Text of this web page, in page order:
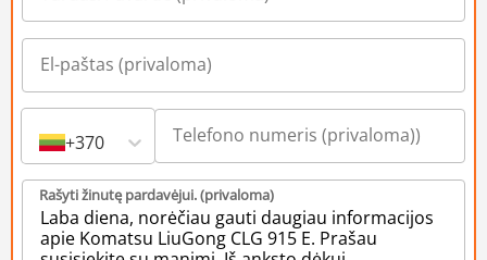
+370
Rašyti žinutę pardavėjui. (privaloma)